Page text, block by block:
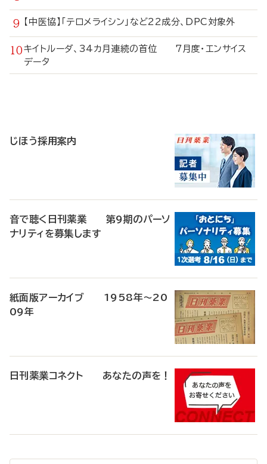
【中医協】「テロメライシン」など22成分、DPC対象外
キイトルーダ、34カ月連続の首位 7月度・エンサイス
データ
じほう採用案内
音で聴く日刊薬業 第9期のパーソ
ナリティを募集します
紙面版アーカイブ 1958年～20
09年
日刊薬業コネクト あなたの声を！